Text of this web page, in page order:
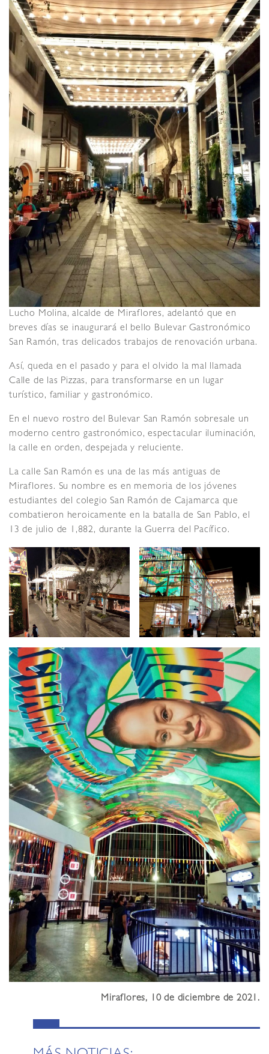
Lucho Molina, alcalde de Miraflores, adelantó que en
breves días se inaugurará el bello Bulevar Gastronómico
San Ramón, tras delicados trabajos de renovación urbana.
Así, queda en el pasado y para el olvido la mal llamada
Calle de las Pizzas, para transformarse en un lugar
turístico, familiar y gastronómico.
En el nuevo rostro del Bulevar San Ramón sobresale un
moderno centro gastronómico, espectacular iluminación,
la calle en orden, despejada y reluciente.
La calle San Ramón es una de las más antiguas de
Miraflores. Su nombre es en memoria de los jóvenes
estudiantes del colegio San Ramón de Cajamarca que
combatieron heroicamente en la batalla de San Pablo, el
13 de julio de 1,882, durante la Guerra del Pacífico.
Miraflores, 10 de diciembre de 2021.